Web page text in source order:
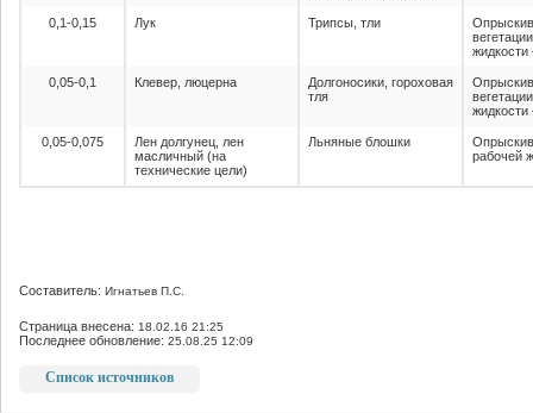
0,1-0,15 Лук Трипсы, тли
жидкости
0,05-0,1 Клевер, люцерна
Долгоносики, гороховая
тля
жидкости
0,05-0,075
Лен долгунец, лен
масличный (на
технические цели)
Льняные блошки
рабочей
Составитель: Игнатьев П.С.
Страница внесена: 18.02.16 21:25
Последнее обновление: 25.08.25 12:09
Список источников